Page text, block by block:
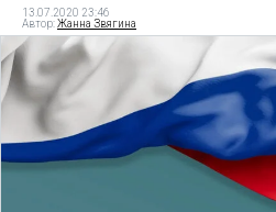
13.07.2020 23:46
Автор:Жанна Звягина